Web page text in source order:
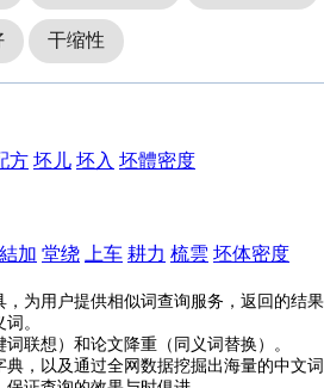
干缩性
方 坯儿 坯入 坯體密度
結加 堂绕 上车 耕力 梳雲 坯体密度
为用户提供相似词查询服务，返回的结果
。
联想）和论文降重（同义词替换）。
，以及通过全网数据挖掘出海量的中文词